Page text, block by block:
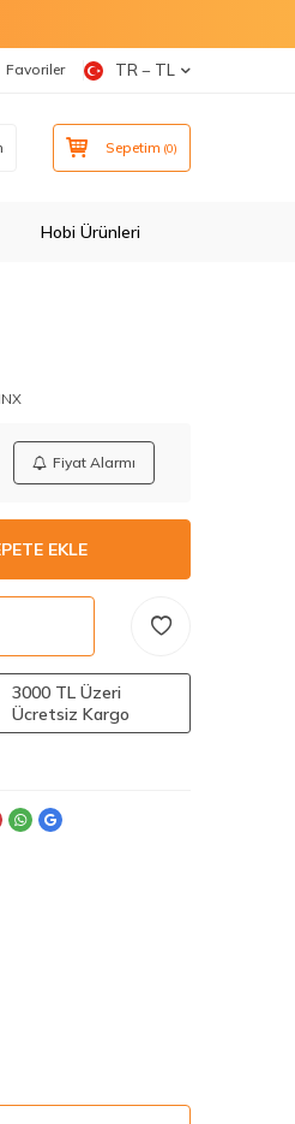
Favoriler TR − TL
Sepetim (0)
Hobi Ürünleri
Fiyat Alarmı
EKLE
3000 TL Üzeri
Ücretsiz Kargo